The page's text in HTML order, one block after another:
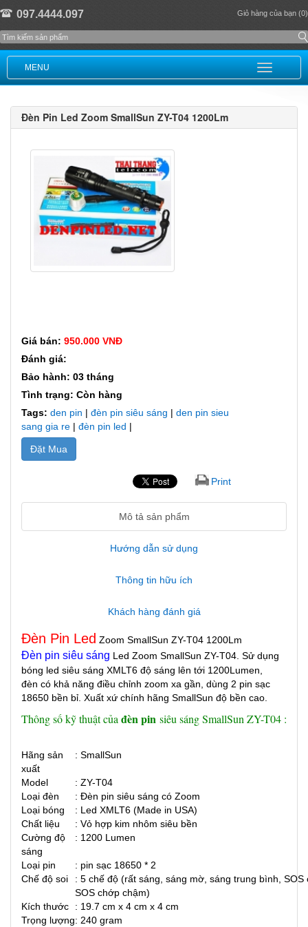
097.4444.097 Giỏ hàng của bạn (0)
MENU
Đèn Pin Led Zoom SmallSun ZY-T04 1200Lm
Giá bán: 950.000 VNĐ
Đánh giá:
Bảo hành: 03 tháng
Tình trạng: Còn hàng
Tags: den pin | đèn pin siêu sáng | den pin sieu
sang gia re | đèn pin led |
Đặt Mua
Print
Mô tả sản phẩm
Hướng dẫn sử dụng
Thông tin hữu ích
Khách hàng đánh giá
Đèn Pin Led Zoom SmallSun ZY-T04 1200Lm
Đèn pin siêu sáng Led Zoom SmallSun ZY-T04. Sử dụng
bóng led siêu sáng XMLT6 độ sáng lên tới 1200Lumen,
đèn có khả năng điều chỉnh zoom xa gần, dùng 2 pin sạc
18650 bền bỉ. Xuất xứ chính hãng SmallSun độ bền cao.
Thông số kỹ thuật của đèn pin siêu sáng SmallSun ZY-T04 :
Hãng sản
xuất
: SmallSun
Model
: ZY-T04
Loại đèn
: Đèn pin siêu sáng có Zoom
Loại bóng
: Led XMLT6 (Made in USA)
Chất liệu
: Vỏ hợp kim nhôm siêu bền
Cường độ
sáng
: 1200 Lumen
Loại pin
: pin sạc 18650 * 2
Chế độ soi
: 5 chế độ (rất sáng, sáng mờ, sáng trung bình, SOS
SOS chớp chậm)
Kích thước
: 19.7 cm x 4 cm x 4 cm
Trọng lượng: 240 gram